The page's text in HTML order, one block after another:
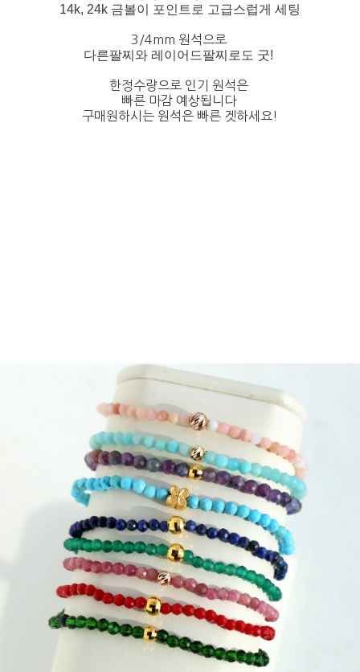
14k, 24k 금볼이 포인트로 고급스럽게 세팅
3/4mm 원석으로
다른팔찌와 레이어드팔찌로도 굿!
한정수량으로 인기 원석은
빠른 마감 예상됩니다
구매원하시는 원석은 빠른 겟하세요!